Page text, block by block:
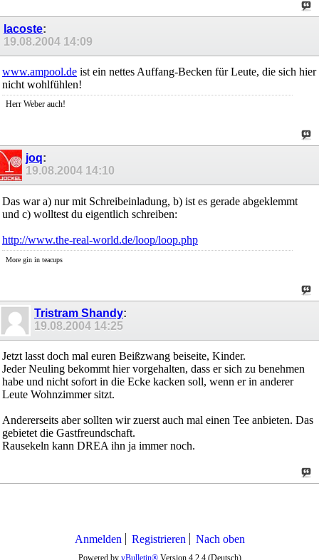
lacoste:
19.08.2004 14:09
www.ampool.de ist ein nettes Auffang-Becken für Leute, die sich hier
nicht wohlfühlen!
Herr Weber auch!
joq:
19.08.2004 14:10
Das war a) nur mit Schreibeinladung, b) ist es gerade abgeklemmt
und c) wolltest du eigentlich schreiben:
http://www.the-real-world.de/loop/loop.php
More gin in teacups
Tristram Shandy:
19.08.2004 14:25
Jetzt lasst doch mal euren Beißzwang beiseite, Kinder.
Jeder Neuling bekommt hier vorgehalten, dass er sich zu benehmen
habe und nicht sofort in die Ecke kacken soll, wenn er in anderer
Leute Wohnzimmer sitzt.
Andererseits aber sollten wir zuerst auch mal einen Tee anbieten. Das
gebietet die Gastfreundschaft.
Rausekeln kann DREA ihn ja immer noch.
Anmelden Registrieren Nach oben
Powered by vBulletin®Version 4.2.4 (Deutsch)